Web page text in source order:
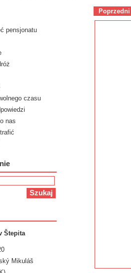
Poprzedni
pensjonatu
czasu
nas
Štepita
Mikuláš